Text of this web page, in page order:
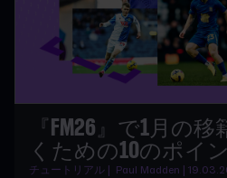
『FM26』で1月の
くための10のポイ
チュートリアル | Paul Madden |